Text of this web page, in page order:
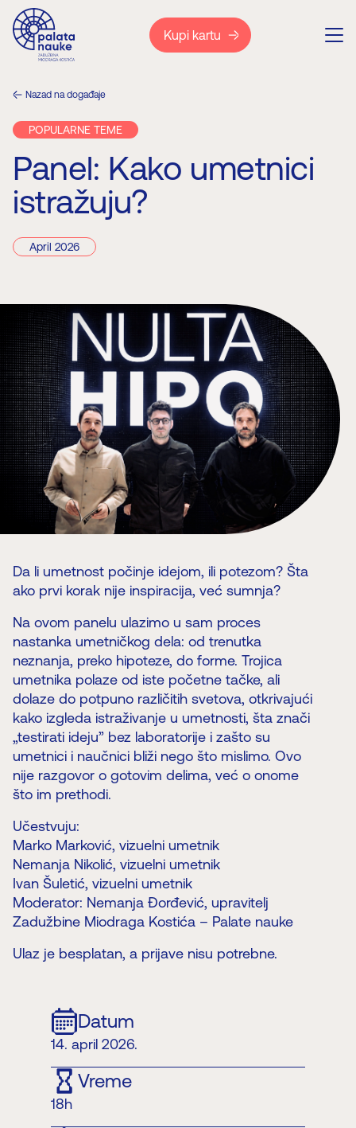
Kupi kartu
Nazad na događaje
POPULARNE TEME
Panel: Kako umetnici
istražuju?
April 2026
Da li umetnost počinje idejom, ili potezom? Šta
ako prvi korak nije inspiracija, već sumnja?
Na ovom panelu ulazimo u sam proces
nastanka umetničkog dela: od trenutka
neznanja, preko hipoteze, do forme. Trojica
umetnika polaze od iste početne tačke, ali
dolaze do potpuno različitih svetova, otkrivajući
kako izgleda istraživanje u umetnosti, šta znači
„testirati ideju” bez laboratorije i zašto su
umetnici i naučnici bliži nego što mislimo. Ovo
nije razgovor o gotovim delima, već o onome
što im prethodi.
Učestvuju:
Marko Marković, vizuelni umetnik
Nemanja Nikolić, vizuelni umetnik
Ivan Šuletić, vizuelni umetnik
Moderator: Nemanja Đorđević, upravitelj
Zadužbine Miodraga Kostića – Palate nauke
Ulaz je besplatan, a prijave nisu potrebne.
Datum
14. april 2026.
Vreme
18h